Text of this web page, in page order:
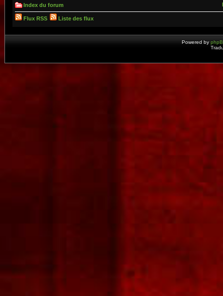
Index du forum
Flux RSS Liste des flux
Powered by